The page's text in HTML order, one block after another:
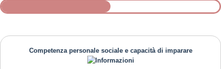
Competenza personale sociale e capacità di imparare